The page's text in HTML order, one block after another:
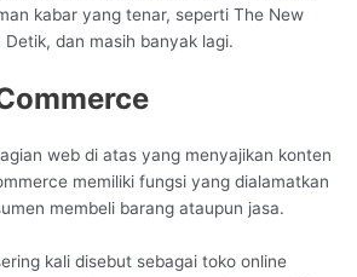
kabar yang tenar, seperti The New
Detik, dan masih banyak lagi.
web di atas yang menyajikan konten
memiliki fungsi yang dialamatkan
membeli barang ataupun jasa.
kali disebut sebagai toko online